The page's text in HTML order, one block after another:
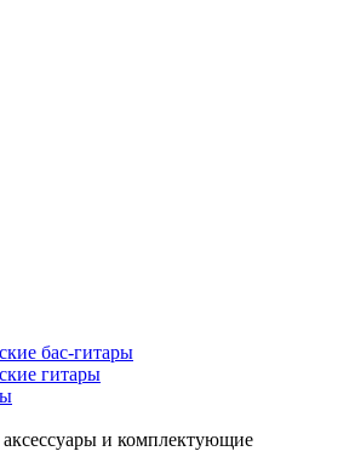
бас-гитары
гитары
и комплектующие